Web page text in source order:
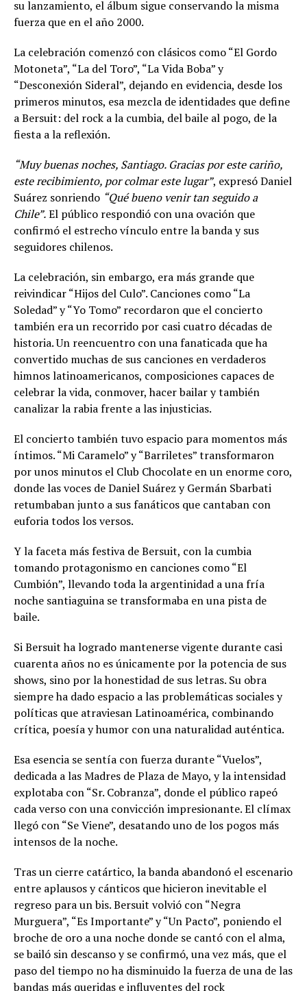
su lanzamiento, el álbum sigue conservando la misma
fuerza que en el año 2000.
La celebración comenzó con clásicos como “El Gordo
Motoneta”, “La del Toro”, “La Vida Boba” y
“Desconexión Sideral”, dejando en evidencia, desde los
primeros minutos, esa mezcla de identidades que define
a Bersuit: del rock a la cumbia, del baile al pogo, de la
fiesta a la reflexión.
“Muy buenas noches, Santiago. Gracias por este cariño,
este recibimiento, por colmar este lugar”, expresó Daniel
Suárez sonriendo “Qué bueno venir tan seguido a
Chile”.El público respondió con una ovación que
confirmó el estrecho vínculo entre la banda y sus
seguidores chilenos.
La celebración, sin embargo, era más grande que
reivindicar “Hijos del Culo”. Canciones como “La
Soledad” y “Yo Tomo” recordaron que el concierto
también era un recorrido por casi cuatro décadas de
historia. Un reencuentro con una fanaticada que ha
convertido muchas de sus canciones en verdaderos
himnos latinoamericanos, composiciones capaces de
celebrar la vida, conmover, hacer bailar y también
canalizar la rabia frente a las injusticias.
El concierto también tuvo espacio para momentos más
íntimos. “Mi Caramelo” y “Barriletes” transformaron
por unos minutos el Club Chocolate en un enorme coro,
donde las voces de Daniel Suárez y Germán Sbarbati
retumbaban junto a sus fanáticos que cantaban con
euforia todos los versos.
Y la faceta más festiva de Bersuit, con la cumbia
tomando protagonismo en canciones como “El
Cumbión”, llevando toda la argentinidad a una fría
noche santiaguina se transformaba en una pista de
baile.
Si Bersuit ha logrado mantenerse vigente durante casi
cuarenta años no es únicamente por la potencia de sus
shows, sino por la honestidad de sus letras. Su obra
siempre ha dado espacio a las problemáticas sociales y
políticas que atraviesan Latinoamérica, combinando
crítica, poesía y humor con una naturalidad auténtica.
Esa esencia se sentía con fuerza durante “Vuelos”,
dedicada a las Madres de Plaza de Mayo, y la intensidad
explotaba con “Sr. Cobranza”, donde el público rapeó
cada verso con una convicción impresionante. El clímax
llegó con “Se Viene”, desatando uno de los pogos más
intensos de la noche.
Tras un cierre catártico, la banda abandonó el escenario
entre aplausos y cánticos que hicieron inevitable el
regreso para un bis. Bersuit volvió con “Negra
Murguera”, “Es Importante” y “Un Pacto”, poniendo el
broche de oro a una noche donde se cantó con el alma,
se bailó sin descanso y se confirmó, una vez más, que el
paso del tiempo no ha disminuido la fuerza de una de las
bandas más queridas e influyentes del rock